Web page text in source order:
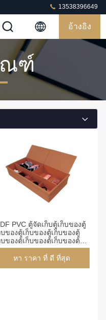
13538396649
อ้างอิง
ณฑ์
PVC ตู้จัดเก็บตู้เก็บของตู้
บของตู้เก็บของตู้เก็บของตู้
บของตู้เก็บของตู้เก็บของตู้
บของตู้เก็บของตู้เก็บของตู้
ก็บของตู้เก็บของตู้เก็บของตู้
ก็บของตู้เก็บของตู้เก็บของตู้
หา ราคา ที่ ดี ที่สุด